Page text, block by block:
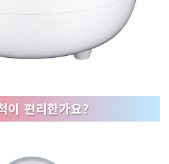
이 편리한가요?